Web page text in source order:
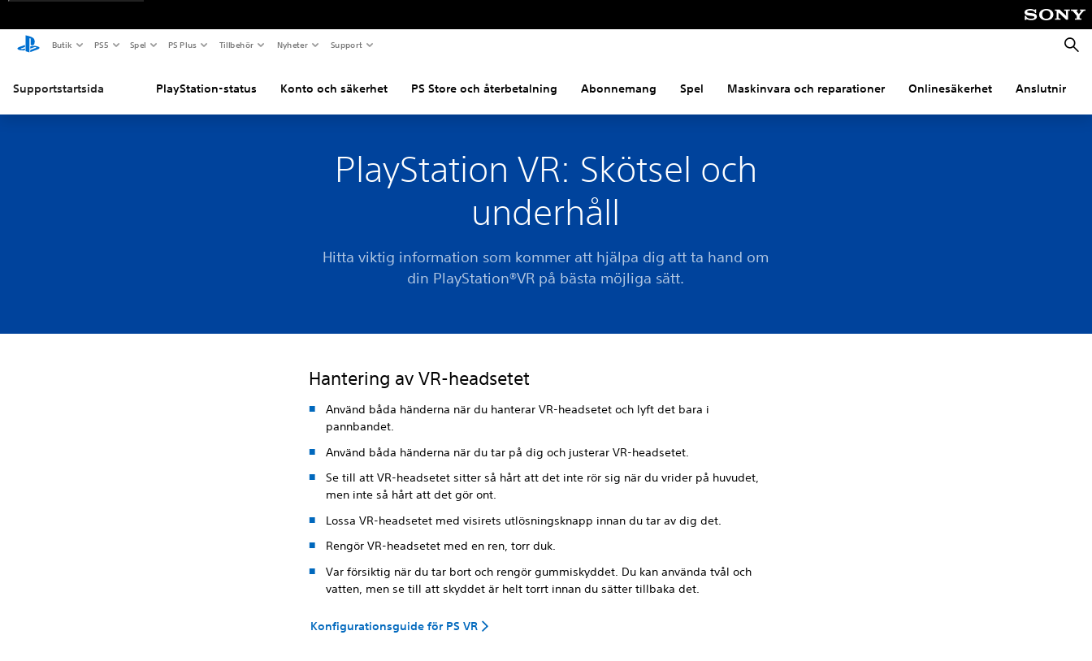
Butik PS5 Spel PS Plus Tillbehör Nyheter Support
Sök
Supportstartsida PlayStation-status Konto och säkerhet PS Store och återbetalning Abonnemang Spel Maskinvara och reparationer Onlinesäkerhet Anslutning
PlayStation VR: Skötsel och
underhåll
Hitta viktig information som kommer att hjälpa dig att ta hand om
din PlayStation®VR på bästa möjliga sätt.
Hantering av VR-headsetet
Använd båda händerna när du hanterar VR-headsetet och lyft det bara i
pannbandet.
Använd båda händerna när du tar på dig och justerar VR-headsetet.
Se till att VR-headsetet sitter så hårt att det inte rör sig när du vrider på huvudet,
men inte så hårt att det gör ont.
Lossa VR-headsetet med visirets utlösningsknapp innan du tar av dig det.
Rengör VR-headsetet med en ren, torr duk.
Var försiktig när du tar bort och rengör gummiskyddet. Du kan använda tvål och
vatten, men se till att skyddet är helt torrt innan du sätter tillbaka det.
Konfigurationsguide för PS VR